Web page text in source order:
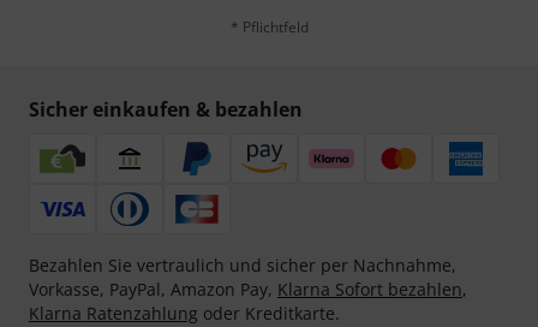
* Pflichtfeld
Sicher einkaufen & bezahlen
Bezahlen Sie vertraulich und sicher per Nachnahme,
Vorkasse, PayPal, Amazon Pay, Klarna Sofort bezahlen,
Klarna Ratenzahlung oder Kreditkarte.